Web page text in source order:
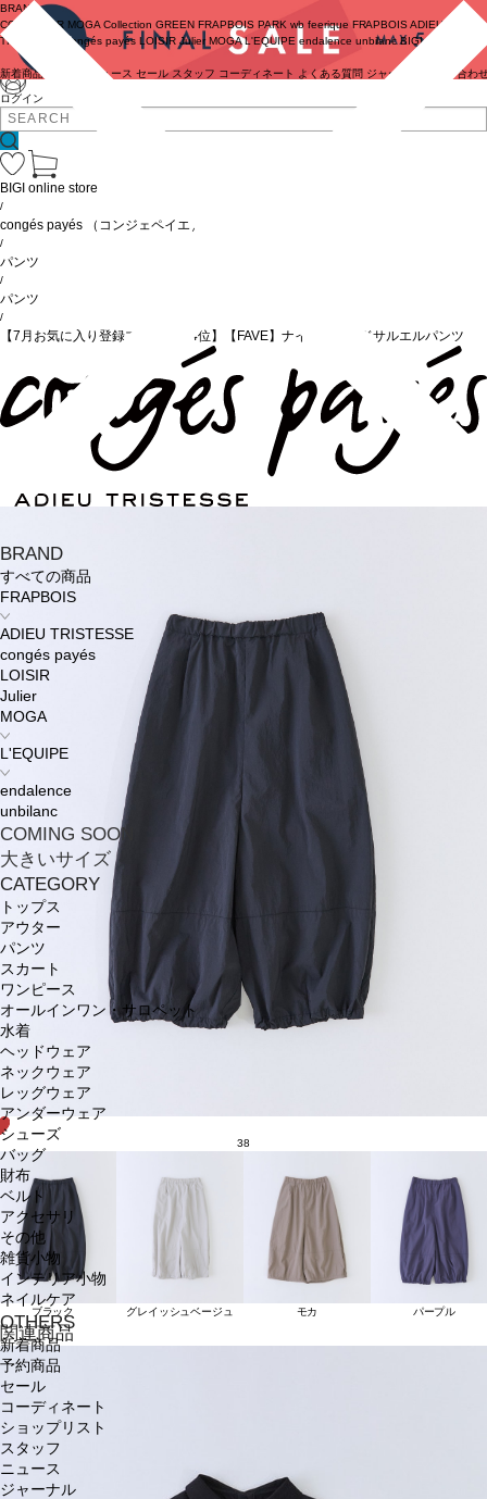
ログイン
BRAND
COUTURIER MOGA Collection GREEN FRAPBOIS PARK wb feerique FRAPBOIS ADIEU
TRISTESSE
congés payés LOISIR Julier MOGA L'EQUIPE endalence unbilanc BIGI online store
新着商品 ニュース セール スタッフ コーディネート よくある質問 ジャーナル お問い合わ
BRAND
すべての商品
FRAPBOIS
ADIEU TRISTESSE
congés payés
LOISIR
Julier
MOGA
L'EQUIPE
endalence
unbilanc
COMING SOON
大きいサイズ
CATEGORY
トップス
アウター
パンツ
スカート
ワンピース
オールインワン・サロペット
水着
ヘッドウェア
ネックウェア
レッグウェア
アンダーウェア
シューズ
バッグ
財布
ベルト
アクセサリ
その他
雑貨小物
インテリア小物
ネイルケア
OTHERS
新着商品
予約商品
セール
コーディネート
ショップリスト
スタッフ
ニュース
ジャーナル
BIGI online store
/
congés payés （コンジェペイエ）
/
パンツ
/
パンツ
/
【7月お気に入り登録ブランド内4位】【FAVE】ナイロンワイドサルエルパンツ
38
ブラック グレイッシュベージュ モカ パープル
関連商品